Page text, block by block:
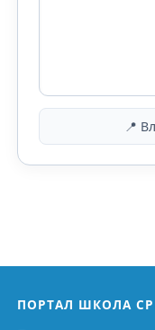
📍
ПОРТАЛ ШКОЛА